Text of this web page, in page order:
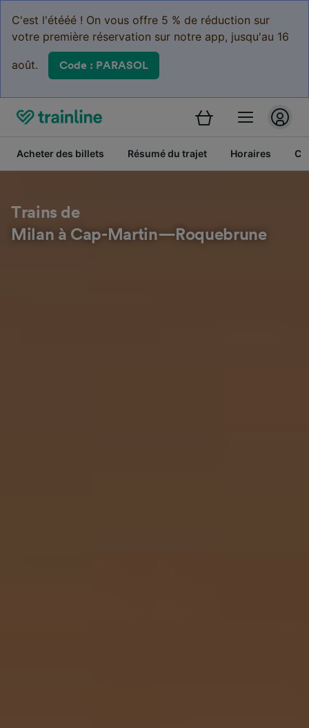
C'est l'étééé ! On vous offre 5 % de réduction sur
votre première réservation sur notre app, jusqu'au 16
août. Code : PARASOL
Acheter des billets Résumé du trajet Horaires
Trains de
Milan à Cap-Martin—Roquebrune